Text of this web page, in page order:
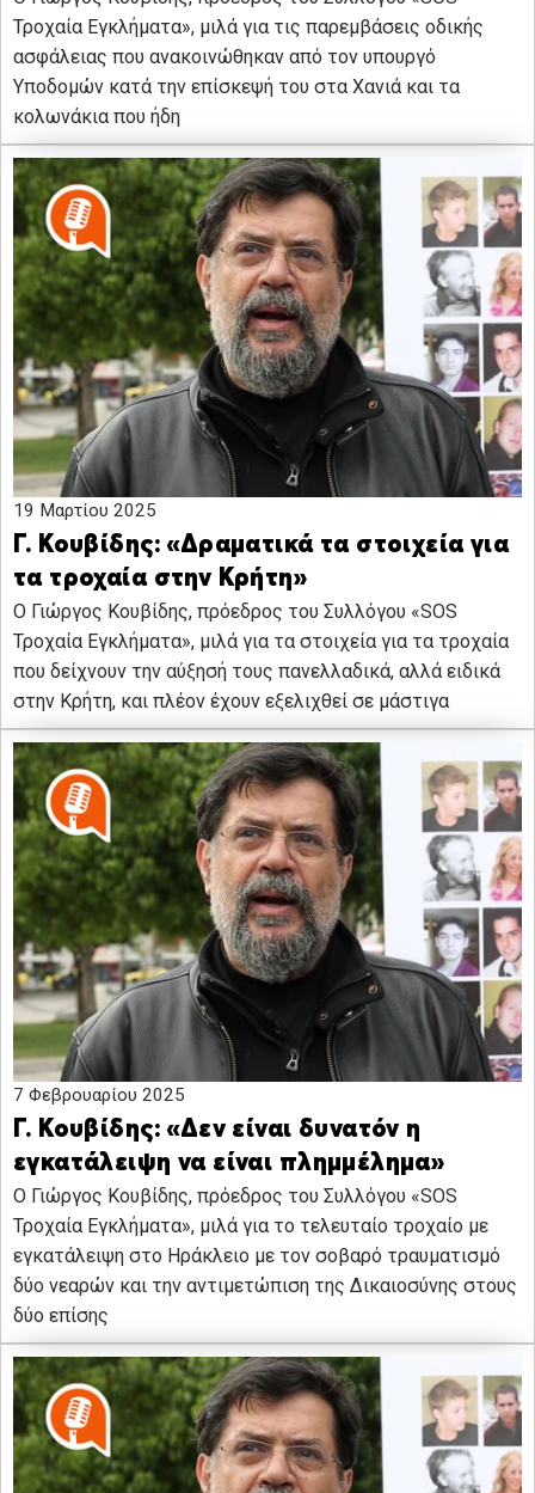
Τροχαία Εγκλήματα», μιλά για τις παρεμβάσεις οδικής
ασφάλειας που ανακοινώθηκαν από τον υπουργό
Υποδομών κατά την επίσκεψή του στα Χανιά και τα
κολωνάκια που ήδη
19 Μαρτίου 2025
Γ. Κουβίδης: «Δραματικά τα στοιχεία για
τα τροχαία στην Κρήτη»
O Γιώργος Κουβίδης, πρόεδρος του Συλλόγου «SOS
Τροχαία Εγκλήματα», μιλά για τα στοιχεία για τα τροχαία
που δείχνουν την αύξησή τους πανελλαδικά, αλλά ειδικά
στην Κρήτη, και πλέον έχουν εξελιχθεί σε μάστιγα
7 Φεβρουαρίου 2025
Γ. Κουβίδης: «Δεν είναι δυνατόν η
εγκατάλειψη να είναι πλημμέλημα»
Ο Γιώργος Κουβίδης, πρόεδρος του Συλλόγου «SOS
Τροχαία Εγκλήματα», μιλά για το τελευταίο τροχαίο με
εγκατάλειψη στο Ηράκλειο με τον σοβαρό τραυματισμό
δύο νεαρών και την αντιμετώπιση της Δικαιοσύνης στους
δύο επίσης